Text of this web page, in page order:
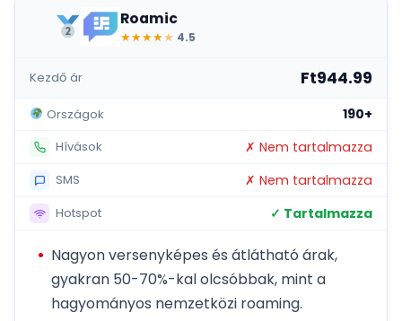
Roamic
★★★★★ 4.5
Kezdő ár Ft944.99
Országok 190+
Hívások ✗ Nem tartalmazza
SMS ✗ Nem tartalmazza
Hotspot ✓ Tartalmazza
Nagyon versenyképes és átlátható árak,
gyakran 50-70%-kal olcsóbbak, mint a
hagyományos nemzetközi roaming.